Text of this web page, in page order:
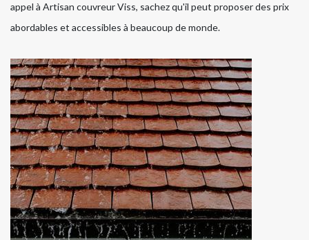
appel à Artisan couvreur Viss, sachez qu'il peut proposer des prix
abordables et accessibles à beaucoup de monde.